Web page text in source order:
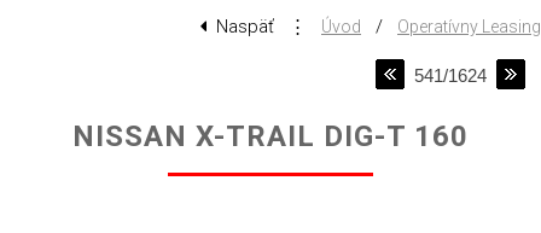
Naspäť ⋮ Úvod / Operatívny Leasing
541/1624
NISSAN X-TRAIL DIG-T 160